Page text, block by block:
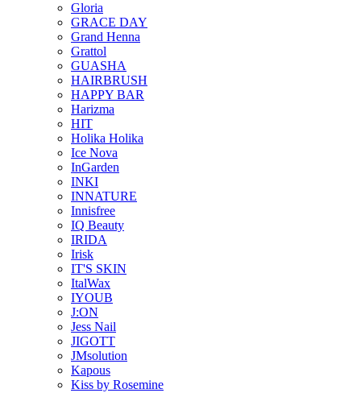
Gloria
GRACE DAY
Grand Henna
Grattol
GUASHA
HAIRBRUSH
HAPPY BAR
Harizma
HIT
Holika Holika
Ice Nova
InGarden
INKI
INNATURE
Innisfree
IQ Beauty
IRIDA
Irisk
IT'S SKIN
ItalWax
IYOUB
J:ON
Jess Nail
JIGOTT
JMsolution
Kapous
Kiss by Rosemine